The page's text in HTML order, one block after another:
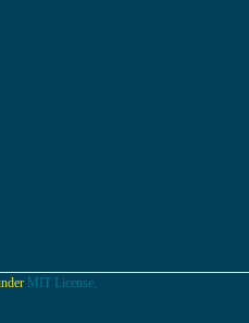
MIT License.